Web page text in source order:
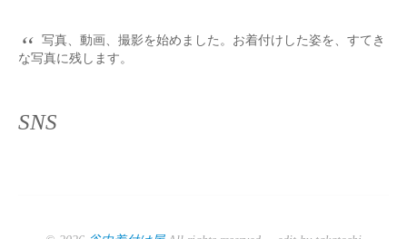
“ 写真、動画、撮影を始めました。お着付けした姿を、すてき
な写真に残します。
SNS